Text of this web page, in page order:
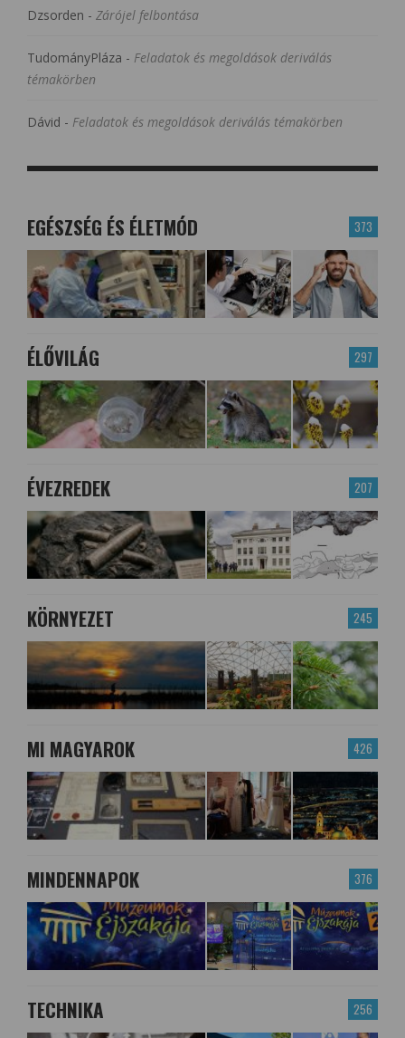
Dzsorden - Zárójel felbontása
TudományPláza - Feladatok és megoldások deriválás
témakörben
Dávid - Feladatok és megoldások deriválás témakörben
373
EGÉSZSÉG ÉS ÉLETMÓD
297
ÉLŐVILÁG
207
ÉVEZREDEK
245
KÖRNYEZET
426
MI MAGYAROK
376
MINDENNAPOK
256
TECHNIKA